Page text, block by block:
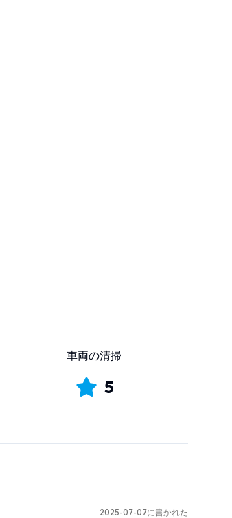
車両の清掃
5
2025-07-07に書かれた